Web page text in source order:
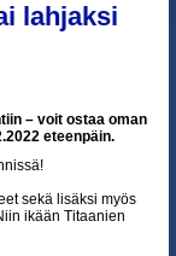
lahjaksi
– voit ostaa oman
eteenpäin.
sekä lisäksi myös
ikään Titaanien